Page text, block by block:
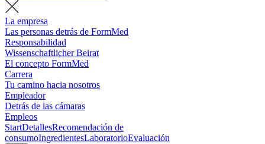
La empresa
Las personas detrás de FormMed
Responsabilidad
Wissenschaftlicher Beirat
El concepto FormMed
Carrera
Tu camino hacia nosotros
Empleador
Detrás de las cámaras
Empleos
StartDetallesRecomendación de
consumoIngredientesLaboratorioEvaluación